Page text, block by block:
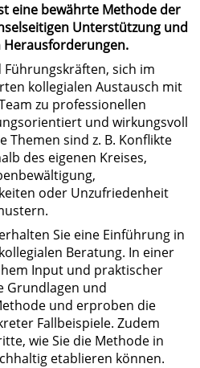
eine bewährte Methode der
Unterstützung und
sich im
kollegialen Austausch mit
zu professionellen
und wirkungsvoll
Themen sind z. B. Konflikte
des eigenen Kreises,
oder Unzufriedenheit
Sie eine Einführung in
Beratung. In einer
Input und praktischer
Grundlagen und
und erproben die
Fallbeispiele. Zudem
wie Sie die Methode in
etablieren können.